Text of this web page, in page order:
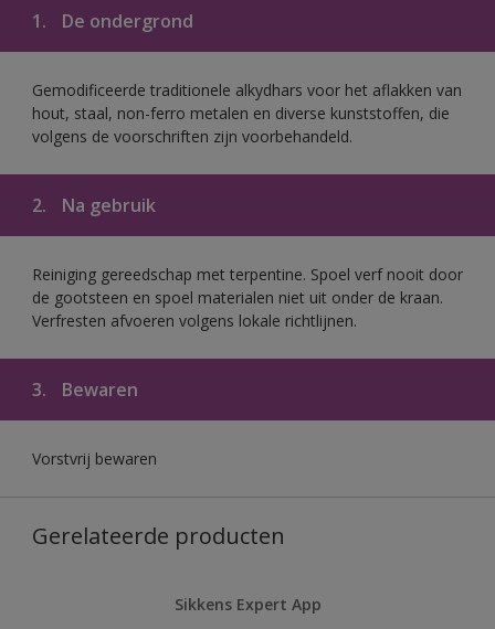
1. De ondergrond
Gemodificeerde traditionele alkydhars voor het aflakken van
hout, staal, non-ferro metalen en diverse kunststoffen, die
volgens de voorschriften zijn voorbehandeld.
2. Na gebruik
Reiniging gereedschap met terpentine. Spoel verf nooit door
de gootsteen en spoel materialen niet uit onder de kraan.
Verfresten afvoeren volgens lokale richtlijnen.
3. Bewaren
Vorstvrij bewaren
Gerelateerde producten
Sikkens Expert App